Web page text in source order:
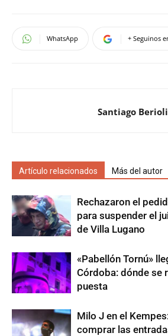
WhatsApp + Seguinos
Santiago Berioli
Artículo relacionados Más del autor
Rechazaron el
para suspender el
de Villa Lugano
«Pabellón Tornú»
Córdoba: dónde se
puesta
Milo J en el
comprar las